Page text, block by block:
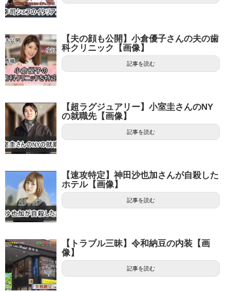
【夫の顔も公開】小倉優子さんの夫の歯
科クリニック【画像】
記事を読む
【超ラグジュアリー】小室圭さんのNY
の就職先【画像】
記事を読む
【速攻特定】神田沙也加さんが自殺した
ホテル【画像】
記事を読む
【トラブル三昧】令和納豆の内装【画
像】
記事を読む